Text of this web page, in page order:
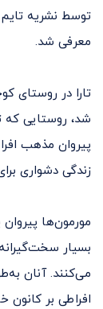
معرفی شد.
تارا در روستای
پیروان مذهب
زندگی دشواری
مورمون‌ها
بسیار
می‌کنند. آنان
افراطی بر کانون